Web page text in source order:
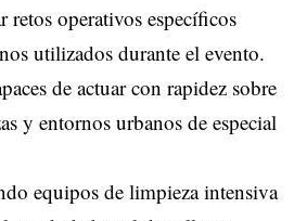
retos operativos específicos
utilizados durante el evento.
de actuar con rapidez sobre
y entornos urbanos de especial
equipos de limpieza intensiva